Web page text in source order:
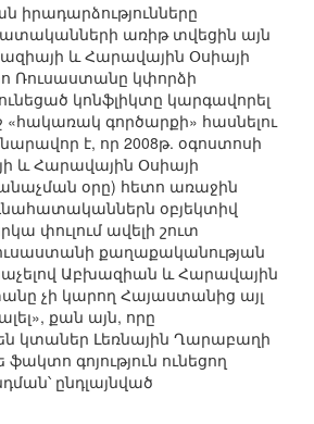
իրադարձությունները
առիթ տվեցին այն
և Հարավային Օսիայի
Ռուսաստանը կփորձի
կոնֆլիկտը կարգավորել
գործարքի» հասնելու
է, որ 2008թ. օգոստոսի
և Հարավային Օսիայի
օրը) հետո առաջին
օբյեկտիվ
փուլում ավելի շուտ
քաղաքականության
Աբխազիան և Հարավային
չի կարող Հայաստանից այլ
քան այն, որը
կտաներ Լեռնային Ղարաբաղի
գոյություն ունեցող
ընդլայնված